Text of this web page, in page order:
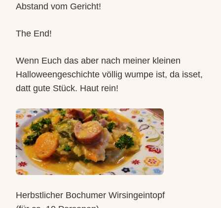
Abstand vom Gericht!
The End!
Wenn Euch das aber nach meiner kleinen
Halloweengeschichte völlig wumpe ist, da isset,
datt gute Stück. Haut rein!
Herbstlicher Bochumer Wirsingeintopf